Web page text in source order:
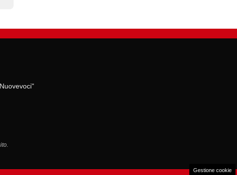
Gestione cookie